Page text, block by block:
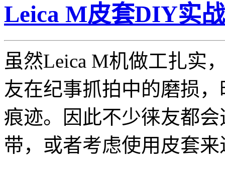
Leica M皮套DIY实
虽然Leica M机做工扎实
友在纪事抓拍中的磨损
痕迹。因此不少徕友都
带，或者考虑使用皮套